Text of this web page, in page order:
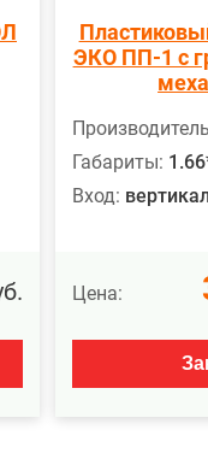
ЭКО ПП-1 с
Габариты:
Вход:
Цена: